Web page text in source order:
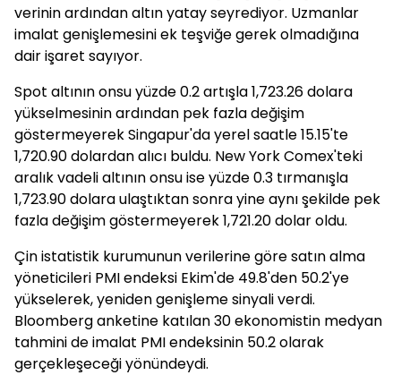
verinin ardından altın yatay seyrediyor. Uzmanlar
imalat genişlemesini ek teşviğe gerek olmadığına
dair işaret sayıyor.
Spot altının onsu yüzde 0.2 artışla1,723.26 dolara
yükselmesinin ardından pek fazla değişim
göstermeyerek Singapur'da yerel saatle 15.15'te
1,720.90 dolardan alıcı buldu. New York Comex'teki
aralık vadeli altının onsu ise yüzde 0.3 tırmanışla
1,723.90 dolara ulaştıktan sonra yine aynı şekilde pek
fazla değişim göstermeyerek 1,721.20 dolar oldu.
Çin istatistik kurumunun verilerine göre satın alma
yöneticileri PMI endeksi Ekim'de 49.8'den 50.2'ye
yükselerek, yeniden genişleme sinyali verdi.
Bloomberg anketine katılan 30 ekonomistin medyan
tahmini de imalat PMI endeksinin 50.2 olarak
gerçekleşeceği yönündeydi.